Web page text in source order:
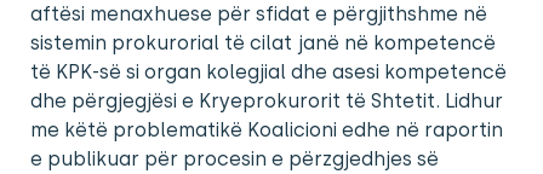
aftësi menaxhuese për sfidat e përgjithshme në
sistemin prokurorial të cilat janë në kompetencë
të KPK-së si organ kolegjial dhe asesi kompetencë
dhe përgjegjësi e Kryeprokurorit të Shtetit. Lidhur
me këtë problematikë Koalicioni edhe në raportin
e publikuar për procesin e përzgjedhjes së